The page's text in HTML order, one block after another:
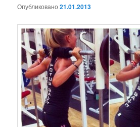
Опубликовано21.01.2013